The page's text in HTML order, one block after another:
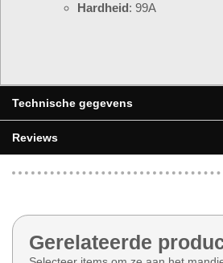
Hardheid: 99A
Technische gegevens
Reviews
Gerelateerde